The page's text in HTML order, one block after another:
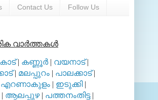
Contact Us Follow Us
വാര്‍ത്തകള്‍
| കണ്ണൂര്‍| വയനാട്|
| മലപ്പുറം | പാലക്കാട്|
എറണാകുളം | ഇടുക്കി|
| ആലപ്പുഴ| പത്തനംതിട്ട|